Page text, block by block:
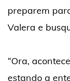
preparem
Valera e
“Ora,
estando a